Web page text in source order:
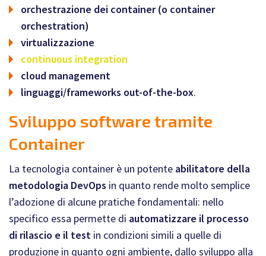
orchestrazione dei container (o container
orchestration)
virtualizzazione
continuous integration
cloud management
linguaggi/frameworks out-of-the-box.
Sviluppo software tramite
Container
La tecnologia container è un potente abilitatore della
metodologia DevOps in quanto rende molto semplice
l’adozione di alcune pratiche fondamentali: nello
specifico essa permette di automatizzare il processo
di rilascio e il test in condizioni simili a quelle di
produzione in quanto ogni ambiente, dallo sviluppo alla